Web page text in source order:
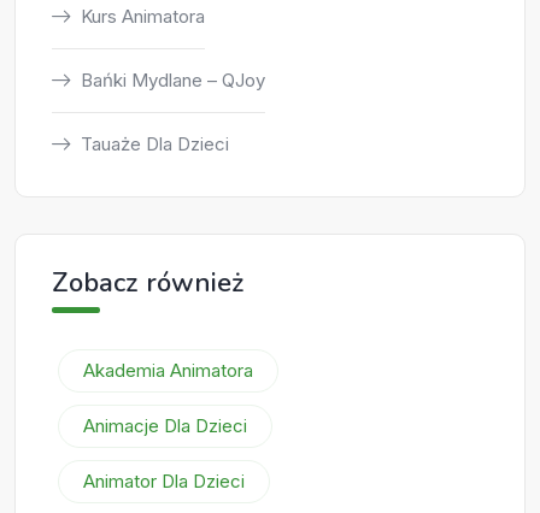
Kurs Animatora
Bańki Mydlane – QJoy
Tauaże Dla Dzieci
Zobacz również
Akademia Animatora
Animacje Dla Dzieci
Animator Dla Dzieci